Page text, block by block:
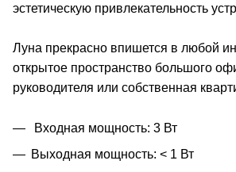
эстетическую привлекательность
Луна прекрасно впишется в любой
открытое пространство большого
руководителя или собственная
Входная мощность: 3 Вт
Выходная мощность: < 1 Вт